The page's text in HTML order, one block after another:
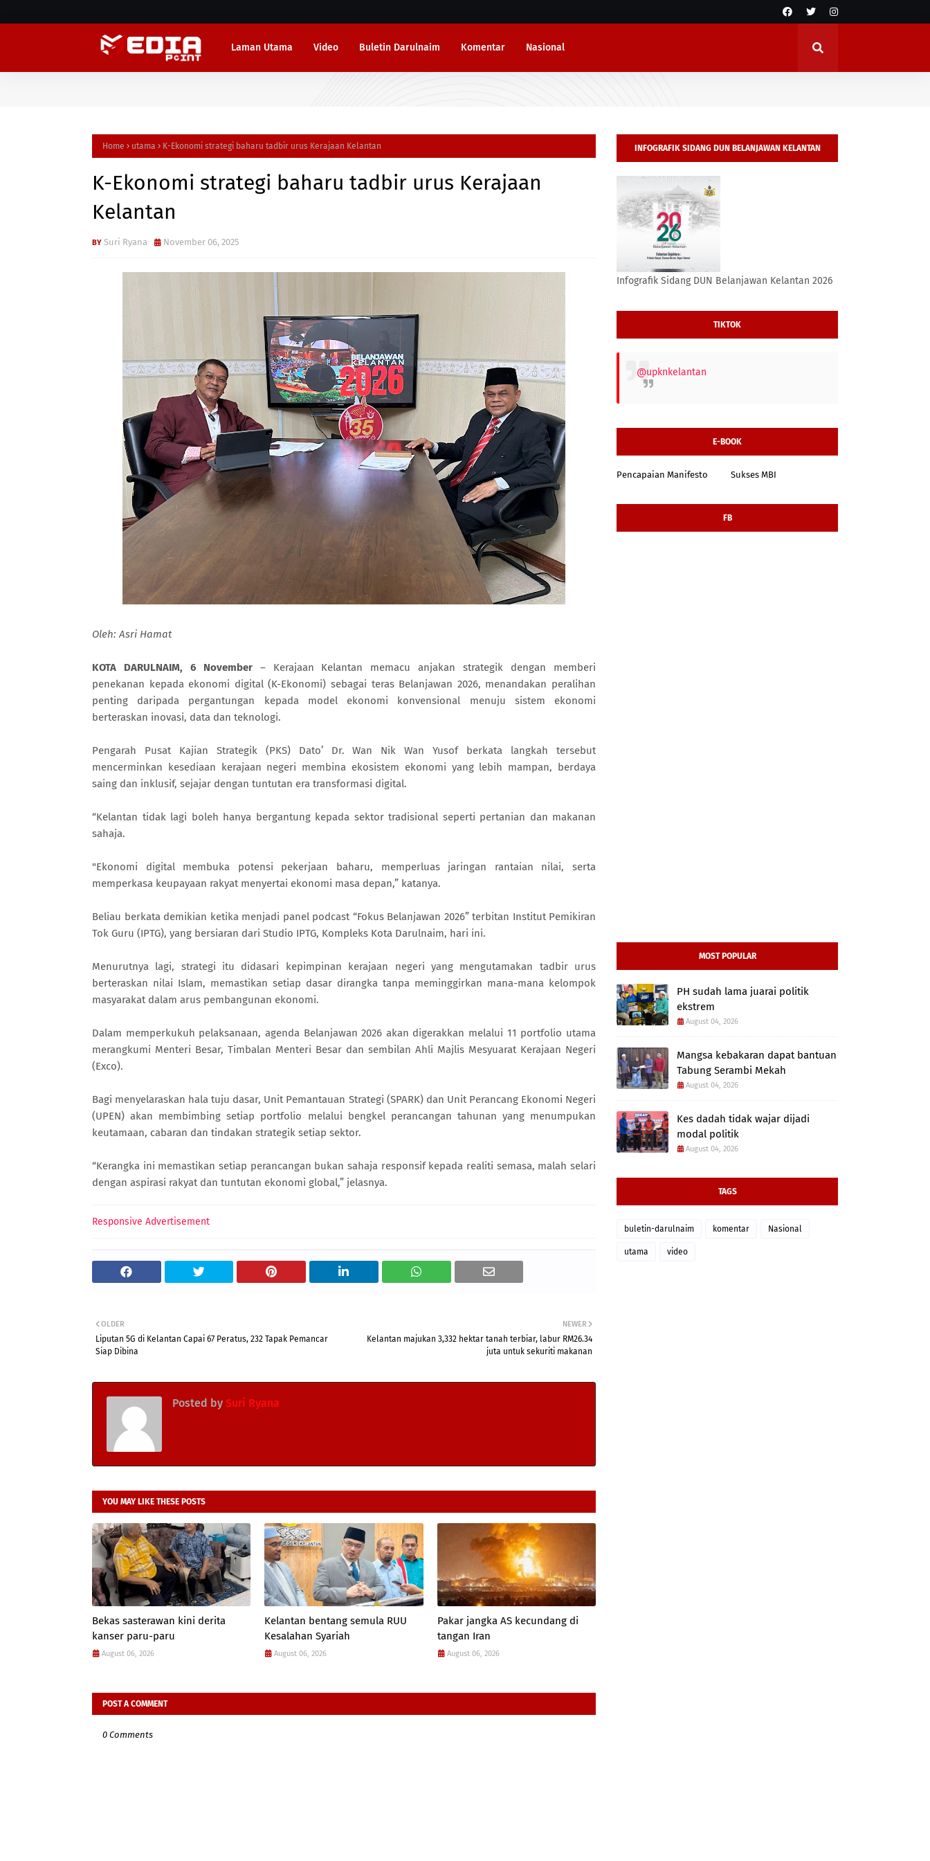
Laman Utama Video Buletin Darulnaim Komentar Nasional
Home utama K-Ekonomi strategi baharu tadbir urus Kerajaan Kelantan
K-Ekonomi strategi baharu tadbir urus Kerajaan
Kelantan
Suri Ryana November 06, 2025
Oleh: Asri Hamat
KOTA DARULNAIM, 6 November– Kerajaan Kelantan memacu anjakan strategik dengan memberi
penekanan kepada ekonomi digital (K-Ekonomi) sebagai teras Belanjawan 2026, menandakan peralihan
penting daripada pergantungan kepada model ekonomi konvensional menuju sistem ekonomi
berteraskan inovasi, data dan teknologi.
Pengarah Pusat Kajian Strategik (PKS) Dato’ Dr. Wan Nik Wan Yusof berkata langkah tersebut
mencerminkan kesediaan kerajaan negeri membina ekosistem ekonomi yang lebih mampan, berdaya
saing dan inklusif, sejajar dengan tuntutan era transformasi digital.
“Kelantan tidak lagi boleh hanya bergantung kepada sektor tradisional seperti pertanian dan makanan
sahaja.
"Ekonomi digital membuka potensi pekerjaan baharu, memperluas jaringan rantaian nilai, serta
memperkasa keupayaan rakyat menyertai ekonomi masa depan,” katanya.
Beliau berkata demikian ketika menjadi panel podcast “Fokus Belanjawan 2026” terbitan Institut Pemikiran
Tok Guru (IPTG), yang bersiaran dari Studio IPTG, Kompleks Kota Darulnaim, hari ini.
Menurutnya lagi, strategi itu didasari kepimpinan kerajaan negeri yang mengutamakan tadbir urus
berteraskan nilai Islam, memastikan setiap dasar dirangka tanpa meminggirkan mana-mana kelompok
masyarakat dalam arus pembangunan ekonomi.
Dalam memperkukuh pelaksanaan, agenda Belanjawan 2026 akan digerakkan melalui 11 portfolio utama
merangkumi Menteri Besar, Timbalan Menteri Besar dan sembilan Ahli Majlis Mesyuarat Kerajaan Negeri
(Exco).
Bagi menyelaraskan hala tuju dasar, Unit Pemantauan Strategi (SPARK) dan Unit Perancang Ekonomi Negeri
(UPEN) akan membimbing setiap portfolio melalui bengkel perancangan tahunan yang menumpukan
keutamaan, cabaran dan tindakan strategik setiap sektor.
“Kerangka ini memastikan setiap perancangan bukan sahaja responsif kepada realiti semasa, malah selari
dengan aspirasi rakyat dan tuntutan ekonomi global,” jelasnya.
Responsive Advertisement
NEWER
Kelantan majukan 3,332 hektar tanah terbiar, labur RM26.34
juta untuk sekuriti makanan
OLDER
Liputan 5G di Kelantan Capai 67 Peratus, 232 Tapak Pemancar
Siap Dibina
Posted by Suri Ryana
YOU MAY LIKE THESE POSTS
Bekas sasterawan kini derita
kanser paru-paru
August 06, 2026
Kelantan bentang semula RUU
Kesalahan Syariah
August 06, 2026
Pakar jangka AS kecundang di
tangan Iran
August 06, 2026
POST A COMMENT
0 Comments
INFOGRAFIK SIDANG DUN BELANJAWAN KELANTAN
2026
Infografik Sidang DUN Belanjawan Kelantan 2026
TIKTOK
@upknkelantan
E-BOOK
Pencapaian Manifesto Sukses MBI
FB
MOST POPULAR
PH sudah lama juarai politik
ekstrem
August 04, 2026
Mangsa kebakaran dapat bantuan
Tabung Serambi Mekah
August 04, 2026
Kes dadah tidak wajar dijadi
modal politik
August 04, 2026
TAGS
buletin-darulnaim komentar Nasional
utama video